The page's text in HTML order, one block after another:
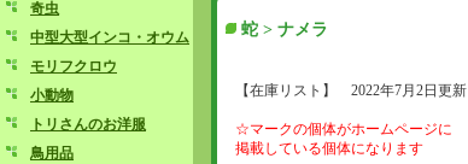
奇虫
中型大型インコ・オウム
モリフクロウ
小動物
トリさんのお洋服
鳥用品
蛇 > ナメラ
【在庫リスト】 2022年7月2日更新
☆マークの個体がホームページに
掲載している個体になります